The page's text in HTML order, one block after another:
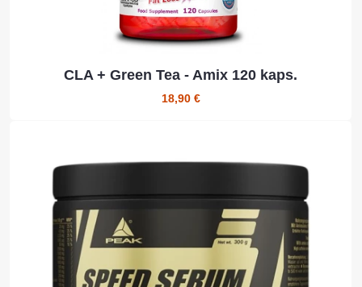
CLA + Green Tea - Amix 120 kaps.
18,90 €